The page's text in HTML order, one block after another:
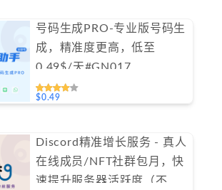
号码生成PRO-专业版号码生
成，精准度更高，低至
0.49$/天#GN017
$0.49
Discord精准增长服务 - 真人
在线成员/NFT社群包月，快
速提升服务器活跃度（不支